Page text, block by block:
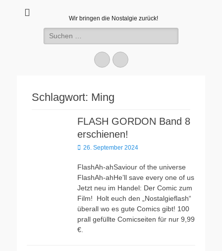
Wir bringen die Nostalgie zurück!
Suchen
nach:
Facebook
Schlagwort: Ming
FLASH GORDON Band 8
erschienen!
Veröffentlicht
26. September 2024
FlashAh-ahSaviour of the universe
FlashAh-ahHe’ll save every one of us
Jetzt neu im Handel: Der Comic zum
Film! Holt euch den „Nostalgieflash“
überall wo es gute Comics gibt! 100
prall gefüllte Comicseiten für nur 9,99
€.